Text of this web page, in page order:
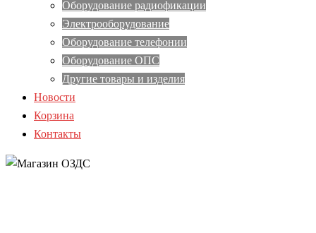
Оборудование радиофикации
Электрооборудование
Оборудование телефонии
Оборудование ОПС
Другие товары и изделия
Новости
Корзина
Контакты